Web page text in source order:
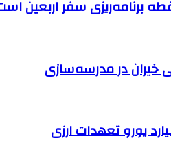
برنامه‌ریزی سفر اربعین